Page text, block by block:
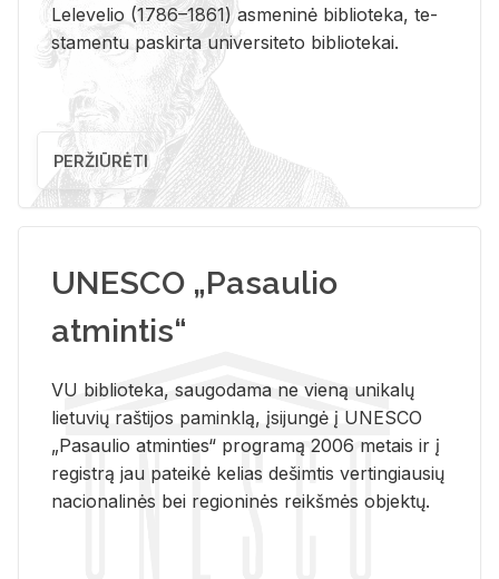
Le­le­ve­lio (1786–1861) as­me­ni­nė bi­b­lio­te­ka, te­
sta­men­tu pa­skir­ta uni­ver­si­te­to bi­b­lio­te­kai.
PERŽIŪRĖTI
UNESCO „Pasaulio
atmintis“
VU biblioteka, saugodama ne vieną unikalų
lietuvių raštijos paminklą, įsijungė į UNESCO
„Pasaulio atminties“ programą 2006 metais ir į
registrą jau pateikė kelias dešimtis vertingiausių
nacionalinės bei regioninės reikšmės objektų.